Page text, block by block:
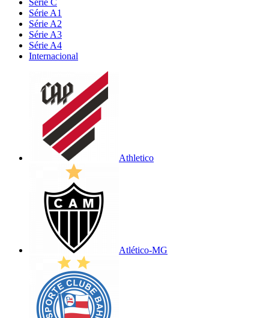
Série C
Série A1
Série A2
Série A3
Série A4
Internacional
Athletico
Atlético-MG